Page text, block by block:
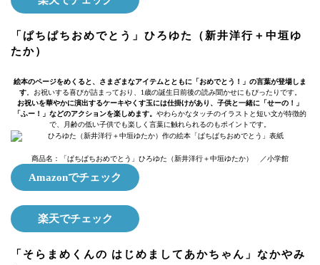
「ぱちぱちおめでとう」ひろゆた（新井洋行＋中垣ゆ
たか）
絵本のページをめくると、さまざまなアイテムとともに「おめでとう！」の言葉が登場しま
す。お祝いする喜びが詰まっており、1歳の誕生日前後の読み聞かせにもぴったりです。
お祝いを華やかに演出するケーキやくす玉には仕掛けがあり、子供と一緒に「せーの！」
「ふー！」などのアクションを楽しめます。 やわらかなタッチのイラストと短い文が特徴的
で、月齢の低い子供でも楽しく言葉に触れられるのもポイントです。
商品名：「ぱちぱちおめでとう」ひろゆた（新井洋行＋中垣ゆたか） ／小学館
Amazonでチェック
楽天でチェック
「そらまめくんの はじめましてあかちゃん」なかやみ